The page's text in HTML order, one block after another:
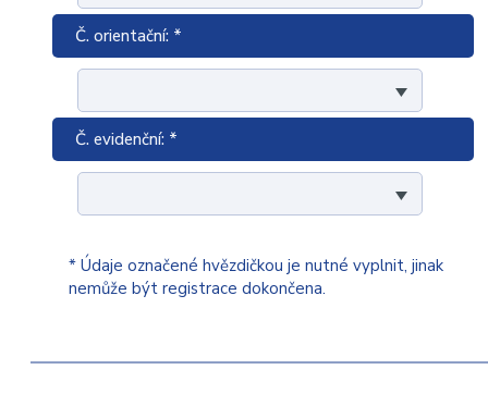
Č. orientační: *
Č. evidenční: *
* Údaje označené hvězdičkou je nutné vyplnit, jinak
nemůže být registrace dokončena.